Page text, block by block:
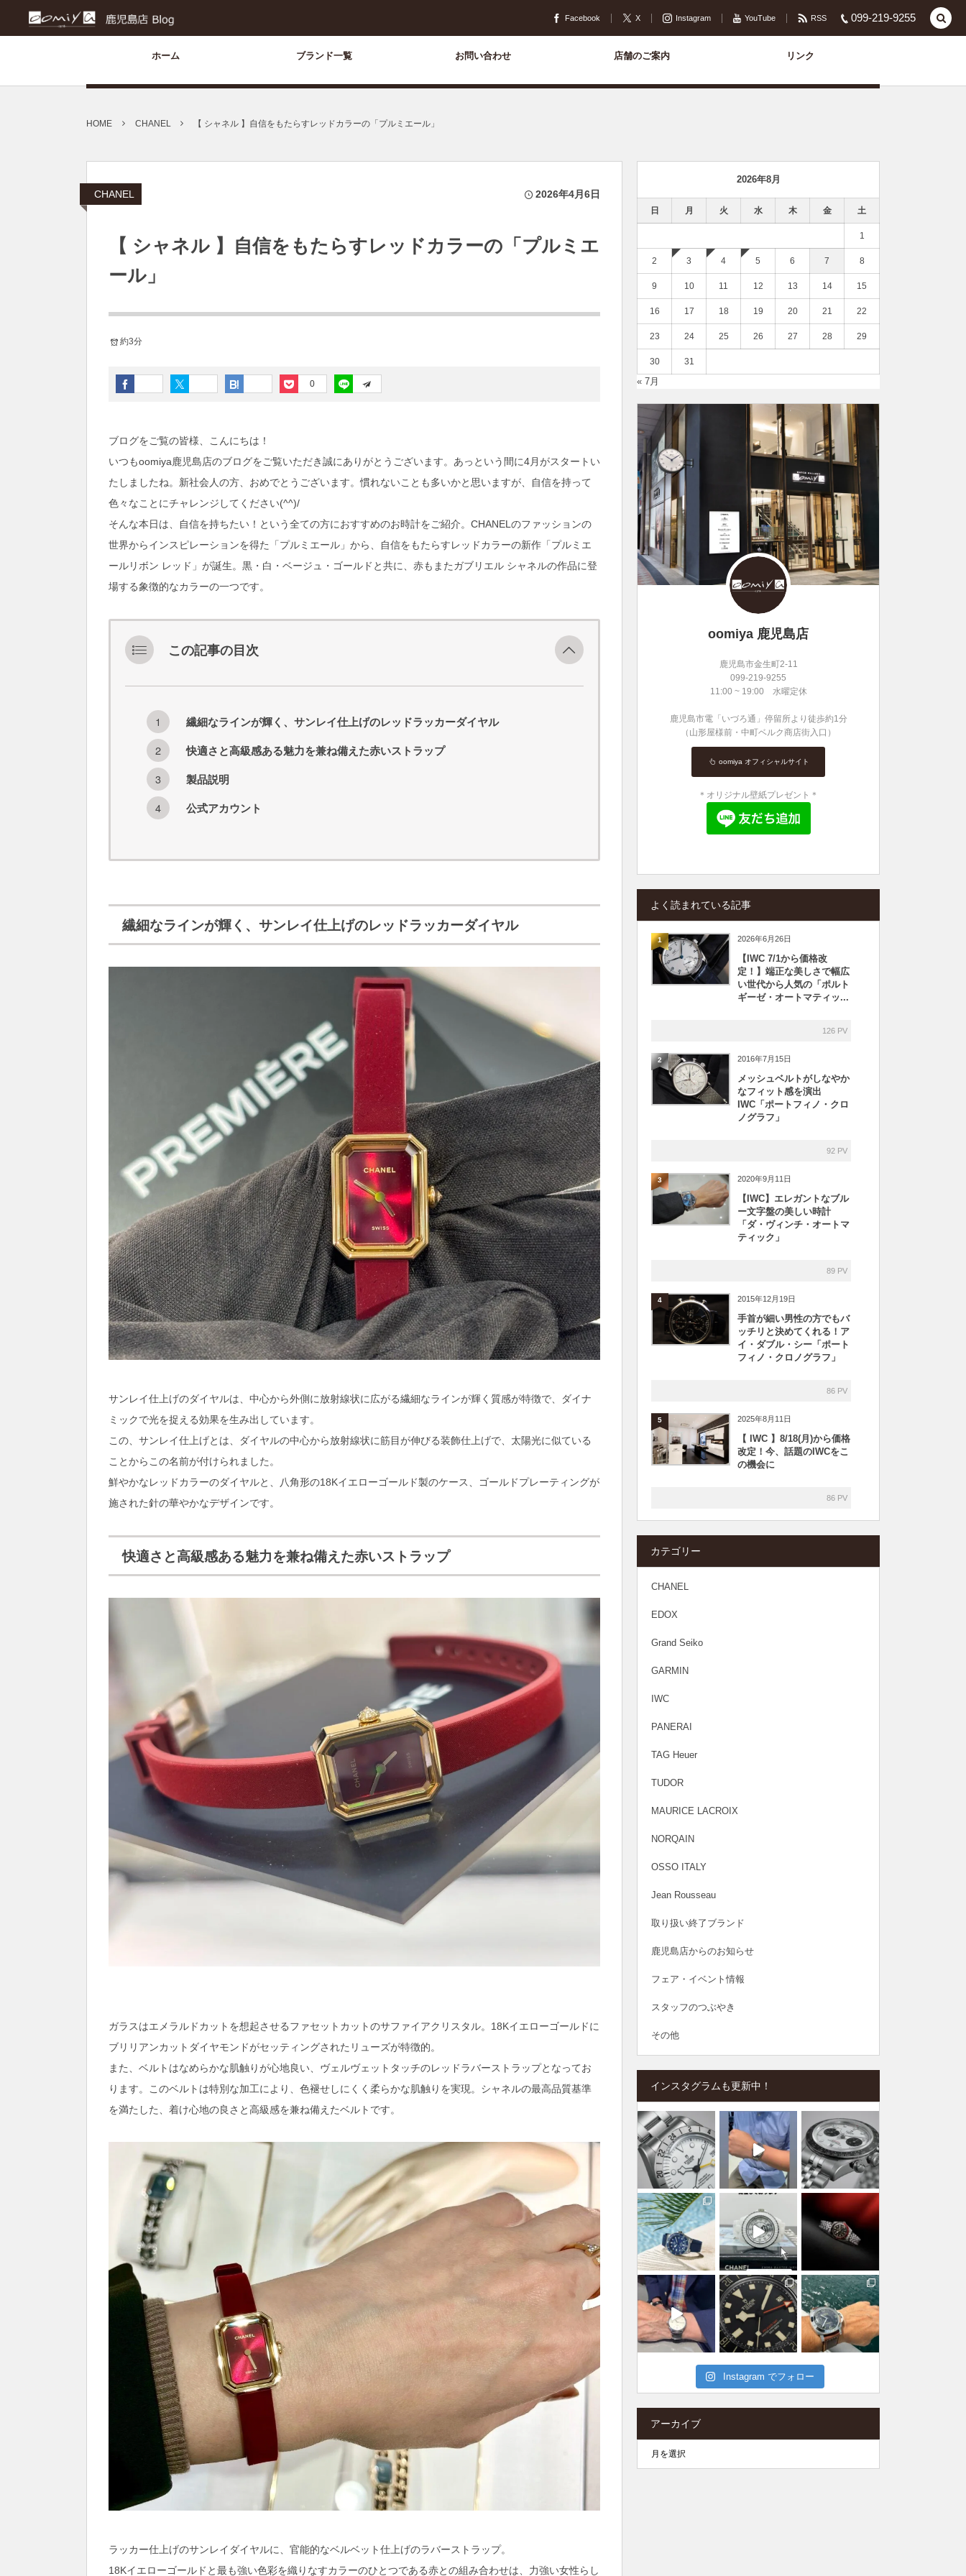
099-219-9255
Facebook X Instagram YouTube RSS
ホーム ブランド一覧 お問い合わせ 店舗のご案内 リンク
HOME CHANEL 【 シャネル 】自信をもたらすレッドカラーの「プルミエール」
CHANEL 2026年4月6日
【 シャネル 】自信をもたらすレッドカラーの「プルミエ
ール」
約3分
0
ブログをご覧の皆様、こんにちは！
いつもoomiya鹿児島店のブログをご覧いただき誠にありがとうございます。あっという間に4月がスタートい
たしましたね。新社会人の方、おめでとうございます。慣れないことも多いかと思いますが、自信を持って
色々なことにチャレンジしてください(^^)/
そんな本日は、自信を持ちたい！という全ての方におすすめのお時計をご紹介。CHANELのファッションの
世界からインスピレーションを得た「プルミエール」から、自信をもたらすレッドカラーの新作「プルミエ
ールリボン レッド」が誕生。黒・白・ベージュ・ゴールドと共に、赤もまたガブリエル シャネルの作品に登
場する象徴的なカラーの一つです。
この記事の目次
繊細なラインが輝く、サンレイ仕上げのレッドラッカーダイヤル
快適さと高級感ある魅力を兼ね備えた赤いストラップ
製品説明
公式アカウント
繊細なラインが輝く、サンレイ仕上げのレッドラッカーダイヤル
サンレイ仕上げのダイヤルは、中心から外側に放射線状に広がる繊細なラインが輝く質感が特徴で、ダイナ
ミックで光を捉える効果を生み出しています。
この、サンレイ仕上げとは、ダイヤルの中心から放射線状に筋目が伸びる装飾仕上げで、太陽光に似ている
ことからこの名前が付けられました。
鮮やかなレッドカラーのダイヤルと、八角形の18Kイエローゴールド製のケース、ゴールドプレーティングが
施された針の華やかなデザインです。
快適さと高級感ある魅力を兼ね備えた赤いストラップ
ガラスはエメラルドカットを想起させるファセットカットのサファイアクリスタル。18Kイエローゴールドに
ブリリアンカットダイヤモンドがセッティングされたリューズが特徴的。
また、ベルトはなめらかな肌触りが心地良い、ヴェルヴェットタッチのレッドラバーストラップとなってお
ります。このベルトは特別な加工により、色褪せしにくく柔らかな肌触りを実現。シャネルの最高品質基準
を満たした、着け心地の良さと高級感を兼ね備えたベルトです。
ラッカー仕上げのサンレイダイヤルに、官能的なベルベット仕上げのラバーストラップ。
18Kイエローゴールドと最も強い色彩を織りなすカラーのひとつである赤との組み合わせは、力強い女性らし
2026年8月
日 月 火 水 木 金 土
1
2 3 4 5 6 7 8
9 10 11 12 13 14 15
16 17 18 19 20 21 22
23 24 25 26 27 28 29
30 31
« 7月
oomiya 鹿児島店
鹿児島市金生町2-11
099-219-9255
11:00 ~ 19:00 水曜定休
鹿児島市電「いづろ通」停留所より徒歩約1分
（山形屋様前・中町ベルク商店街入口）
oomiya オフィシャルサイト
＊オリジナル壁紙プレゼント＊
よく読まれている記事
1 2026年6月26日
【IWC 7/1から価格改
定！】端正な美しさで幅広
い世代から人気の「ポルト
ギーゼ・オートマティッ...
126 PV
2 2016年7月15日
メッシュベルトがしなやか
なフィット感を演出
IWC「ポートフィノ・クロ
ノグラフ」
92 PV
3 2020年9月11日
【IWC】エレガントなブル
ー文字盤の美しい時計
「ダ・ヴィンチ・オートマ
ティック」
89 PV
4 2015年12月19日
手首が細い男性の方でもバ
ッチリと決めてくれる！ア
イ・ダブル・シー「ポート
フィノ・クロノグラフ」
86 PV
5 2025年8月11日
【 IWC 】8/18(月)から価格
改定！今、話題のIWCをこ
の機会に
86 PV
カテゴリー
CHANEL
EDOX
Grand Seiko
GARMIN
IWC
PANERAI
TAG Heuer
TUDOR
MAURICE LACROIX
NORQAIN
OSSO ITALY
Jean Rousseau
取り扱い終了ブランド
鹿児島店からのお知らせ
フェア・イベント情報
スタッフのつぶやき
その他
インスタグラムも更新中！
Instagram でフォロー
アーカイブ